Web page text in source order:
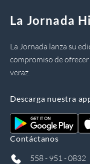
La Jornada
La Jornada lanza su
compromiso de
veraz.
Descarga nuestra
Contáctanos
558 - 951 - 0832